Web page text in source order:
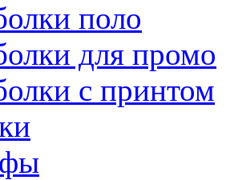
поло
для промо
с принтом